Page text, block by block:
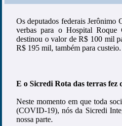
Os deputados federais Jerônimo
verbas para o Hospital Roque
destinou o valor de R$ 100 mil
R$ 195 mil, também para custeio.
E o Sicredi Rota das terras fez
Neste momento em que toda
(COVID-19), nós da Sicredi
nossa parte.